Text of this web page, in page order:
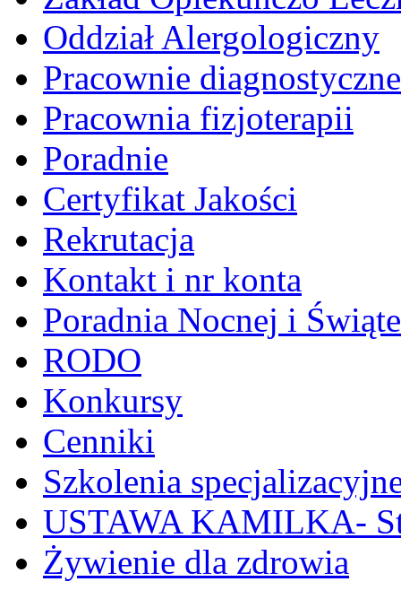
Oddział Alergologiczny
Pracownie diagnostyczne
Pracownia fizjoterapii
Poradnie
Certyfikat Jakości
Rekrutacja
Kontakt i nr konta
Poradnia Nocnej i
RODO
Konkursy
Cenniki
Szkolenia
USTAWA KAMILKA-
Żywienie dla zdrowia